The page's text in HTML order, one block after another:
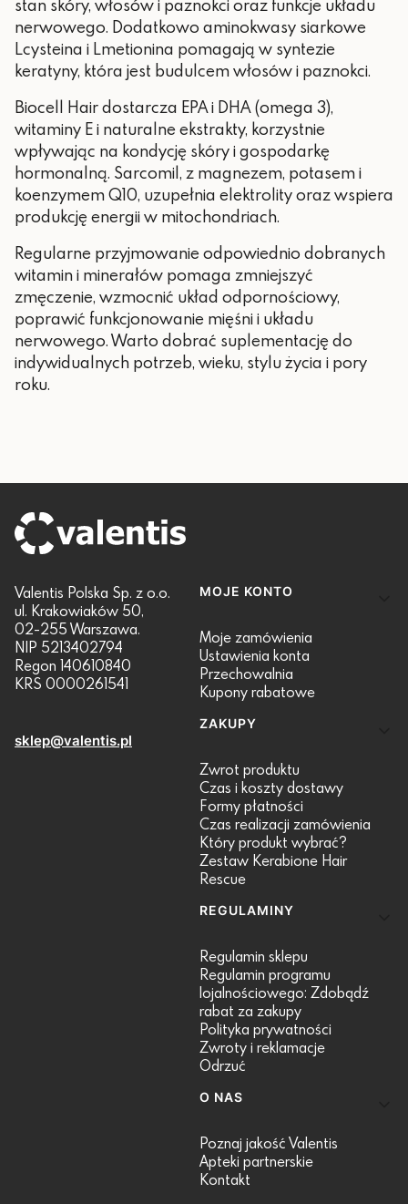
stan skóry, włosów i paznokci oraz funkcje układu
nerwowego. Dodatkowo aminokwasy siarkowe
Lcysteina i Lmetionina pomagają w syntezie
keratyny, która jest budulcem włosów i paznokci.
Biocell Hair dostarcza EPA i DHA (omega 3),
witaminy E i naturalne ekstrakty, korzystnie
wpływając na kondycję skóry i gospodarkę
hormonalną. Sarcomil, z magnezem, potasem i
koenzymem Q10, uzupełnia elektrolity oraz wspiera
produkcję energii w mitochondriach.
Regularne przyjmowanie odpowiednio dobranych
witamin i minerałów pomaga zmniejszyć
zmęczenie, wzmocnić układ odpornościowy,
poprawić funkcjonowanie mięśni i układu
nerwowego. Warto dobrać suplementację do
indywidualnych potrzeb, wieku, stylu życia i pory
roku.
Valentis Polska Sp. z o.o.
ul. Krakowiaków 50,
02-255 Warszawa.
NIP 5213402794
Regon 140610840
KRS 0000261541
sklep@valentis.pl
Linki w stopce
MOJE KONTO
Moje zamówienia
Ustawienia konta
Przechowalnia
Kupony rabatowe
ZAKUPY
Zwrot produktu
Czas i koszty dostawy
Formy płatności
Czas realizacji zamówienia
Który produkt wybrać?
Zestaw Kerabione Hair
Rescue
REGULAMINY
Regulamin sklepu
Regulamin programu
lojalnościowego: Zdobądź
rabat za zakupy
Polityka prywatności
Zwroty i reklamacje
Odrzuć
O NAS
Poznaj jakość Valentis
Apteki partnerskie
Kontakt